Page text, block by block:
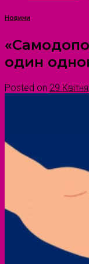
Новини
один
Posted on 29